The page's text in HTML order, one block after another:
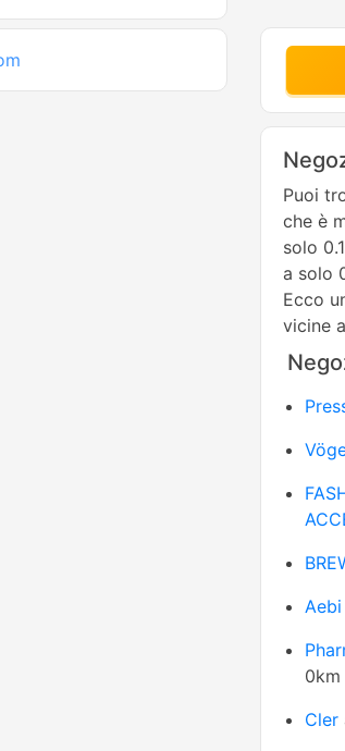
Puoi
che è
solo
a solo
Ecco
vicine
0km
Cler